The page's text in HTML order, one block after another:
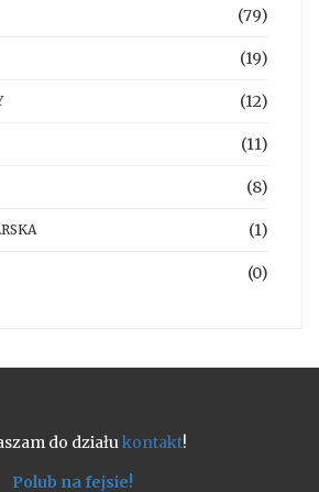
(79)
(19)
(12)
(11)
(8)
(1)
(0)
do działukontakt!
Polub na fejsie!